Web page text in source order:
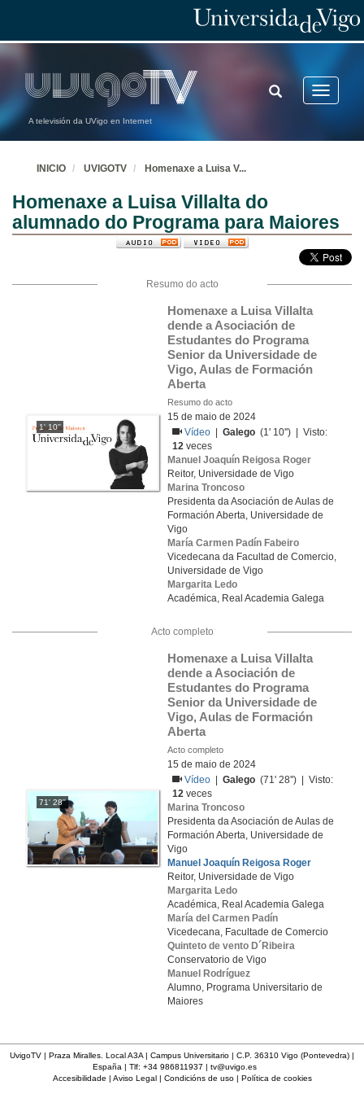
A televisión da UVigo en Internet
Toggle
TOGGLE
SEARCH
INICIO UVIGOTV Homenaxe a Luisa V...
Homenaxe a Luisa Villalta do
alumnado do Programa para Maiores
Resumo do acto
1' 10''
Homenaxe a Luisa Villalta
dende a Asociación de
Estudantes do Programa
Senior da Universidade de
Vigo, Aulas de Formación
Aberta
Resumo do acto
15 de maio de 2024
Vídeo
|Galego (1' 10'') | Visto:
12 veces
Manuel Joaquín Reigosa Roger
Reitor, Universidade de Vigo
Marina Troncoso
Presidenta da Asociación de Aulas de
Formación Aberta, Universidade de
Vigo
María Carmen Padín Fabeiro
Vicedecana da Facultad de Comercio,
Universidade de Vigo
Margarita Ledo
Académica, Real Academia Galega
Acto completo
71' 28''
Homenaxe a Luisa Villalta
dende a Asociación de
Estudantes do Programa
Senior da Universidade de
Vigo, Aulas de Formación
Aberta
Acto completo
15 de maio de 2024
Vídeo
|Galego (71' 28'') | Visto:
12 veces
Marina Troncoso
Presidenta da Asociación de Aulas de
Formación Aberta, Universidade de
Vigo
Manuel Joaquín Reigosa Roger
Reitor, Universidade de Vigo
Margarita Ledo
Académica, Real Academia Galega
María del Carmen Padín
Vicedecana, Facultade de Comercio
Quinteto de vento D´Ribeira
Conservatorio de Vigo
Manuel Rodríguez
Alumno, Programa Universitario de
Maiores
UvigoTV | Praza Miralles. Local A3A | Campus Universitario | C.P. 36310 Vigo (Pontevedra) |
España | Tlf: +34 986811937 | tv@uvigo.es
Accesibilidade | Aviso Legal| Condicións de uso| Política de cookies